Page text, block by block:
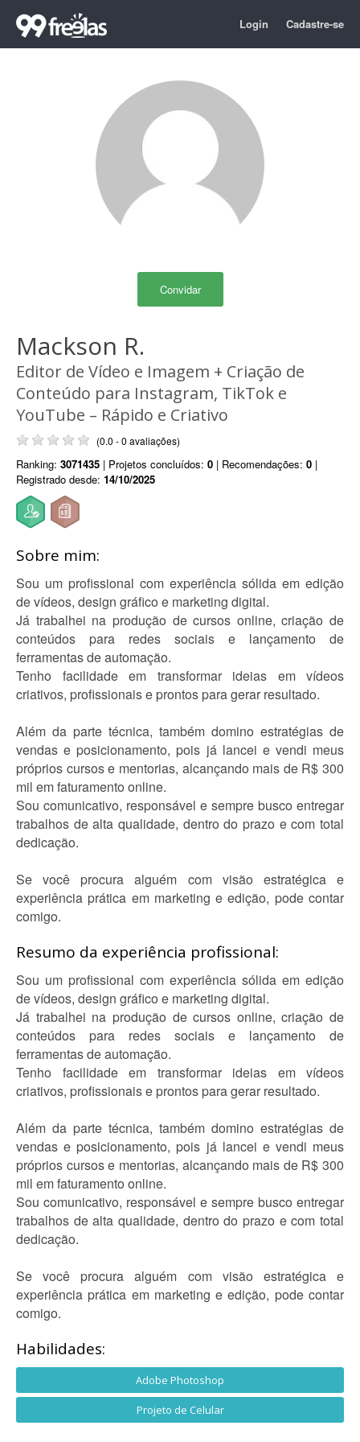
Login Cadastre-se
Convidar
Mackson R.
Editor de Vídeo e Imagem + Criação de
Conteúdo para Instagram, TikTok e
YouTube – Rápido e Criativo
(0.0 - 0 avaliações)
Ranking: 3071435 | Projetos concluídos: 0 | Recomendações: 0 |
Registrado desde: 14/10/2025
Sobre mim:
Sou um profissional com experiência sólida em edição
de vídeos, design gráfico e marketing digital.
Já trabalhei na produção de cursos online, criação de
conteúdos para redes sociais e lançamento de
ferramentas de automação.
Tenho facilidade em transformar ideias em vídeos
criativos, profissionais e prontos para gerar resultado.
Além da parte técnica, também domino estratégias de
vendas e posicionamento, pois já lancei e vendi meus
próprios cursos e mentorias, alcançando mais de R$ 300
mil em faturamento online.
Sou comunicativo, responsável e sempre busco entregar
trabalhos de alta qualidade, dentro do prazo e com total
dedicação.
Se você procura alguém com visão estratégica e
experiência prática em marketing e edição, pode contar
comigo.
Resumo da experiência profissional:
Sou um profissional com experiência sólida em edição
de vídeos, design gráfico e marketing digital.
Já trabalhei na produção de cursos online, criação de
conteúdos para redes sociais e lançamento de
ferramentas de automação.
Tenho facilidade em transformar ideias em vídeos
criativos, profissionais e prontos para gerar resultado.
Além da parte técnica, também domino estratégias de
vendas e posicionamento, pois já lancei e vendi meus
próprios cursos e mentorias, alcançando mais de R$ 300
mil em faturamento online.
Sou comunicativo, responsável e sempre busco entregar
trabalhos de alta qualidade, dentro do prazo e com total
dedicação.
Se você procura alguém com visão estratégica e
experiência prática em marketing e edição, pode contar
comigo.
Habilidades:
Adobe Photoshop
Projeto de Celular